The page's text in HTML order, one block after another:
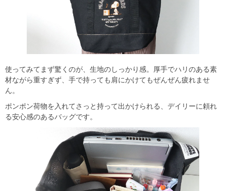
使ってみてまず驚くのが、生地のしっかり感。厚手でハリのある素
材ながら重すぎず、手で持っても肩にかけてもぜんぜん疲れませ
ん。
ポンポン荷物を入れてさっと持って出かけられる、デイリーに頼れ
る安心感のあるバッグです。